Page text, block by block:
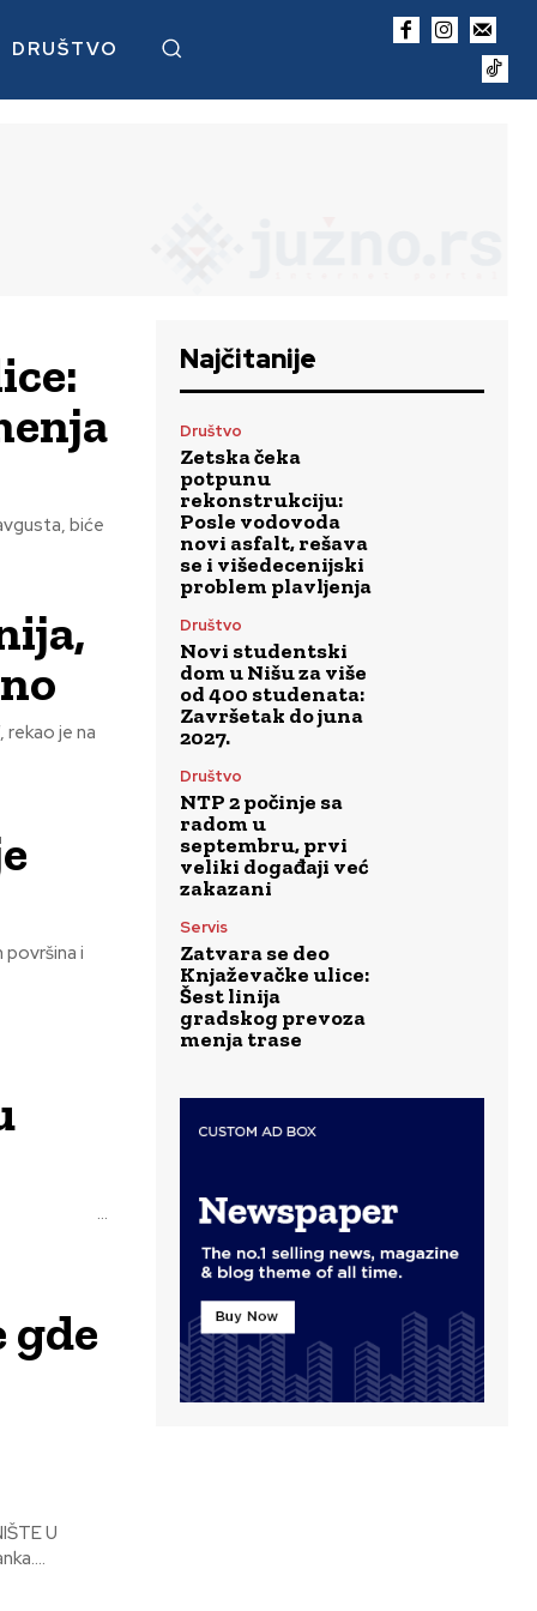
DRUŠTVO
biće
je na
površina i
Radovi na samousluzi u Delijskom Visu najverovatnije kreću za desetak dana ...
gde
Najčitanije
Društvo
Zetska čeka
potpunu
rekonstrukciju:
Posle vodovoda
novi asfalt, rešava
se i višedecenijski
problem plavljenja
Društvo
Novi studentski
dom u Nišu za više
od 400 studenata:
Završetak do juna
2027.
Društvo
NTP 2 počinje sa
radom u
septembru, prvi
veliki događaji već
zakazani
Servis
Zatvara se deo
Knjaževačke ulice:
Šest linija
gradskog prevoza
menja trase